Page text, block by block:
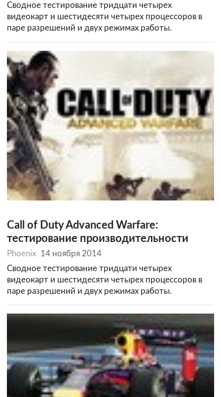
Сводное тестирование тридцати четырех
видеокарт и шестидесяти четырех процессоров в
паре разрешений и двух режимах работы.
Call of Duty Advanced Warfare:
тестирование производительности
Phoenix 14 ноября 2014
Сводное тестирование тридцати четырех
видеокарт и шестидесяти четырех процессоров в
паре разрешений и двух режимах работы.